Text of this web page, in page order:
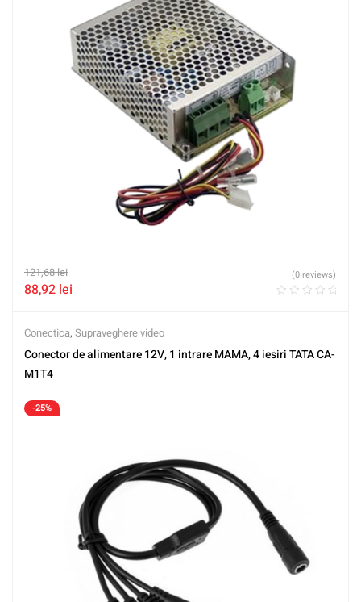
121,68lei
88,92 lei
(0 reviews)
Conectica, Supraveghere video
Conector de alimentare 12V, 1 intrare MAMA, 4 iesiri TATA CA-
M1T4
-25%